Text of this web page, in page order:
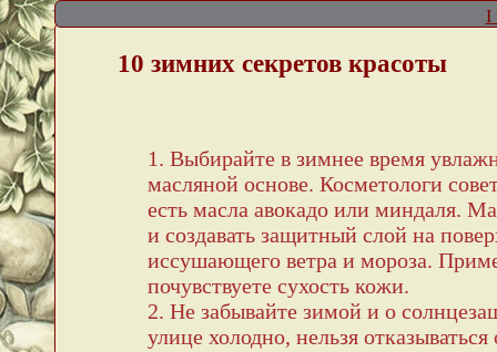
I
10 зимних секретов красоты
1. Выбирайте в зимнее время
масляной основе. Косметологи
есть масла авокадо или миндаля.
и создавать защитный слой на
иссушающего ветра и мороза.
почувствуете сухость кожи.
2. Не забывайте зимой и о
улице холодно, нельзя